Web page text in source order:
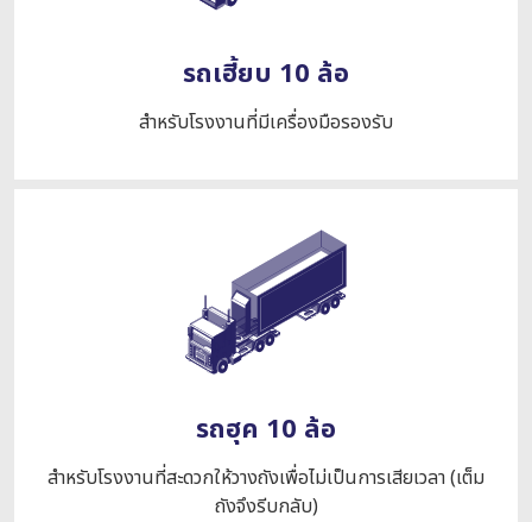
รถเฮี้ยบ 10 ล้อ
สำหรับโรงงานที่มีเครื่องมือรองรับ
รถฮุค 10 ล้อ
สำหรับโรงงานที่สะดวกให้วางถังเพื่อไม่เป็นการเสียเวลา (เต็ม
ถังจึงรีบกลับ)